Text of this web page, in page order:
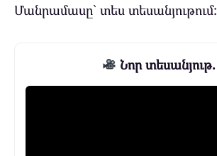
Մանրամասը` տես տեսանյութում:
Նոր տեսանյութ.